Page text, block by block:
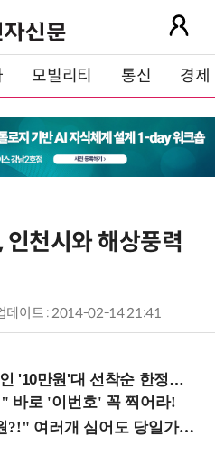
모빌리티 통신 경제
천시와 해상풍력
데이트 : 2014-02-14 21:41
만원'대 선착순 한정판매!